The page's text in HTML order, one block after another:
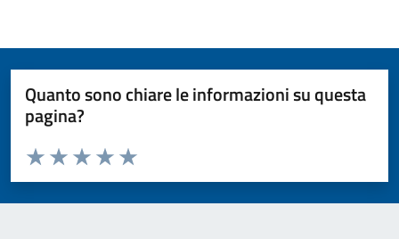
Quanto sono chiare le informazioni su questa
pagina?
Valuta da 1 a 5 stelle la pagina
Valuta 5 stelle su 5
Valuta 4 stelle su 5
Valuta 3 stelle su 5
Valuta 2 stelle su 5
Valuta 1 stelle su 5